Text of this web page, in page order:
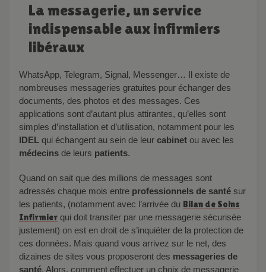
La messagerie, un service
indispensable aux infirmiers
libéraux
WhatsApp, Telegram, Signal, Messenger… Il existe de
nombreuses messageries gratuites pour échanger des
documents, des photos et des messages. Ces
applications sont d’autant plus attirantes, qu’elles sont
simples d’installation et d’utilisation, notamment pour les
IDEL qui échangent au sein de leur cabinet ou avec les
médecins de leurs patients.
Quand on sait que des millions de messages sont
adressés chaque mois entre professionnels de santé sur
les patients, (notamment avec l’arrivée du Bilan de Soins
Infirmier qui doit transiter par une messagerie sécurisée
justement) on est en droit de s’inquiéter de la protection de
ces données. Mais quand vous arrivez sur le net, des
dizaines de sites vous proposeront des messageries de
santé. Alors, comment effectuer un choix de messagerie